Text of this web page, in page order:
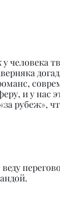
человека
и у нас
рубеж»,